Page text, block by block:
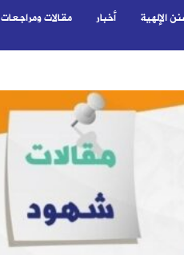
الإلهية أخبار مقالات ومراجعات